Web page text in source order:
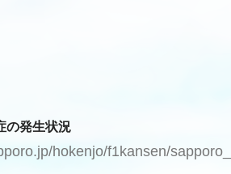
の発生状況
hokenjo/f1kansen/